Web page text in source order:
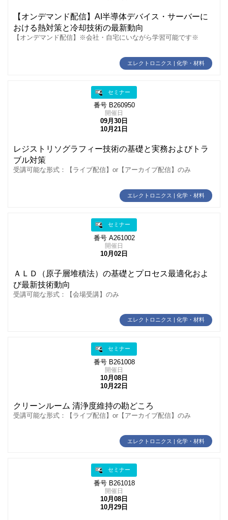
【オンデマンド配信】AI半導体デバイス・サーバーに
おける熱対策と冷却技術の最新動向
【オンデマンド配信】※会社・自宅にいながら学習可能です※
エレクトロニクス | 化学・材料
セミナー
番号 B260950
開催日
09月30日
10月21日
レジストリソグラフィー技術の基礎と実務およびトラ
ブル対策
受講可能な形式：【ライブ配信】or【アーカイブ配信】のみ
エレクトロニクス | 化学・材料
セミナー
番号 A261002
開催日
10月02日
ＡＬＤ（原子層堆積法）の基礎とプロセス最適化およ
び最新技術動向
受講可能な形式：【会場受講】のみ
エレクトロニクス | 化学・材料
セミナー
番号 B261008
開催日
10月08日
10月22日
クリーンルーム 清浄度維持の勘どころ
受講可能な形式：【ライブ配信】or【アーカイブ配信】のみ
エレクトロニクス | 化学・材料
セミナー
番号 B261018
開催日
10月08日
10月29日